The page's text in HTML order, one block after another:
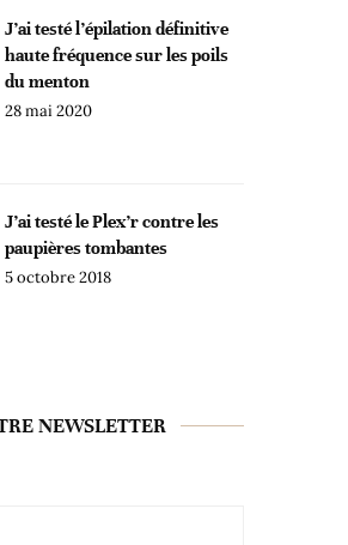
J’ai testé l’épilation définitive
haute fréquence sur les poils
du menton
28 mai 2020
J’ai testé le Plex’r contre les
paupières tombantes
5 octobre 2018
NEWSLETTER